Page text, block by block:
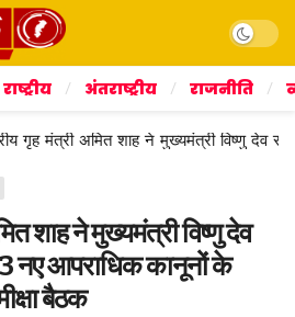
Dark
राष्ट्रीय अंतराष्ट्रीय राजनीति
गृह मंत्री अमित शाह ने मुख्यमंत्री विष्णु देव
शाह ने मुख्यमंत्री विष्णु देव
नए आपराधिक कानूनों के
बैठक